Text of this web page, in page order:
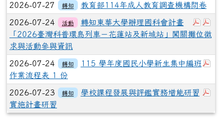
2026-07-27 轉知 教育部114年成人教育調查機構問卷
下載
2026-07-24 活動
轉知東華大學辦理國科會計畫
「2026臺灣科普環島列車－花蓮站及新城站」闖關攤位徵
求與活動參與資訊
2026-07-24 轉知
115 學年度國民小學新生集中編班
作業流程表 1 份
2026-07-23 轉知
學校課程發展與評鑑實務增能研習
實施計畫研習